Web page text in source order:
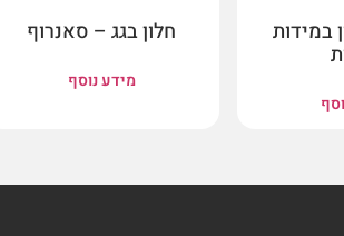
במידות חלון בגג – סאנרוף
מידע נוסף